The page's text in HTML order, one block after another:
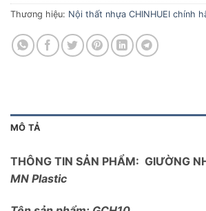
Thương hiệu: Nội thất nhựa CHINHUEI chính
MÔ TẢ
THÔNG TIN SẢN PHẨM: GIƯỜNG
MN Plastic